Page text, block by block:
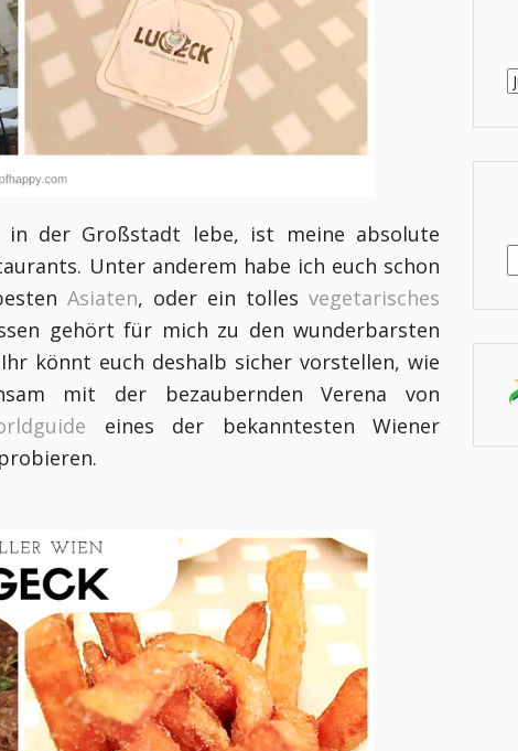
der Großstadt lebe, ist meine absolute
Unter anderem habe ich euch schon
Asiaten, oder ein tollesvegetarisches
gehört für mich zu den wunderbarsten
könnt euch deshalb sicher vorstellen, wie
mit der bezaubernden Verena von
eines der bekanntesten Wiener